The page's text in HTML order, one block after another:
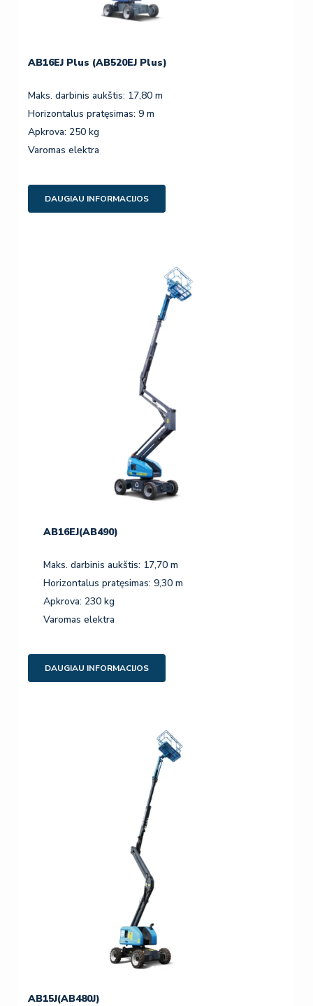
AB16EJ Plus (AB520EJ Plus)
Maks. darbinis aukštis: 17,80 m
Horizontalus pratęsimas: 9 m
Apkrova: 250 kg
Varomas elektra
DAUGIAU INFORMACIJOS
AB16EJ(AB490)
Maks. darbinis aukštis: 17,70 m
Horizontalus pratęsimas: 9,30 m
Apkrova: 230 kg
Varomas elektra
DAUGIAU INFORMACIJOS
AB15J(AB480J)